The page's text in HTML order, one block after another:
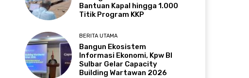
Bantuan Kapal hingga 1.000
Titik Program KKP
BERITA UTAMA
Bangun Ekosistem
Informasi Ekonomi, Kpw BI
Sulbar Gelar Capacity
Building Wartawan 2026